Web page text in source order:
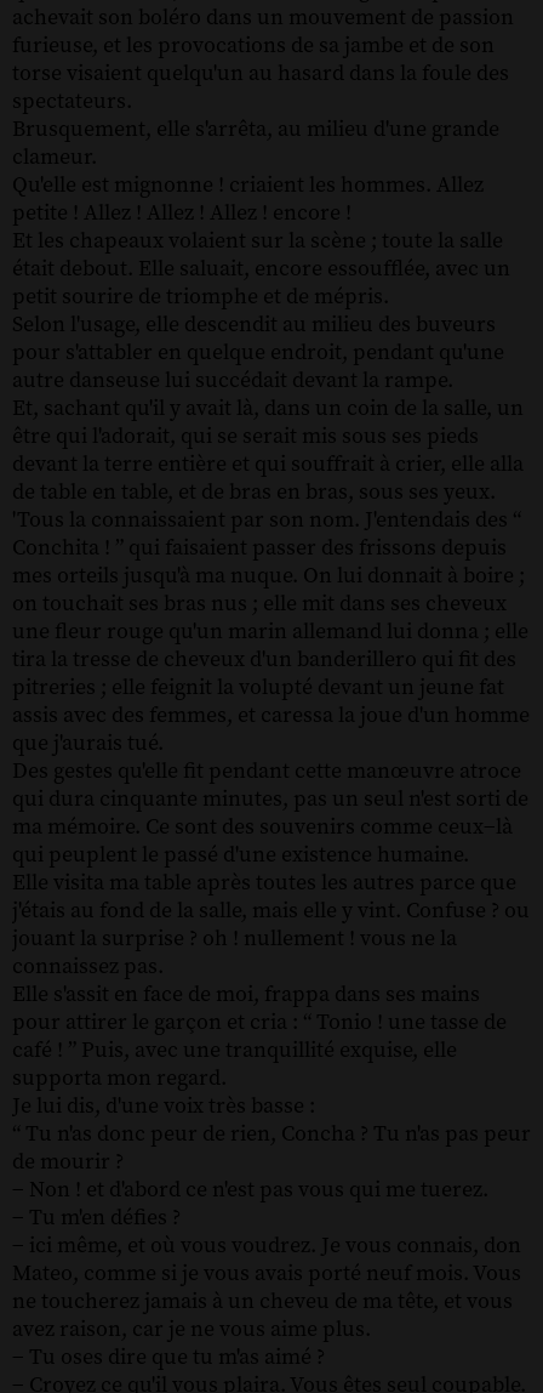
achevait son boléro dans un mouvement de passion
furieuse, et les provocations de sa jambe et de son
torse visaient quelqu'un au hasard dans la foule des
spectateurs.
Brusquement, elle s'arrêta, au milieu d'une grande
clameur.
Qu'elle est mignonne ! criaient les hommes. Allez
petite ! Allez ! Allez ! Allez ! encore !
Et les chapeaux volaient sur la scène ; toute la salle
était debout. Elle saluait, encore essoufflée, avec un
petit sourire de triomphe et de mépris.
Selon l'usage, elle descendit au milieu des buveurs
pour s'attabler en quelque endroit, pendant qu'une
autre danseuse lui succédait devant la rampe.
Et, sachant qu'il y avait là, dans un coin de la salle, un
être qui l'adorait, qui se serait mis sous ses pieds
devant la terre entière et qui souffrait à crier, elle alla
de table en table, et de bras en bras, sous ses yeux.
'Tous la connaissaient par son nom. J'entendais des “
Conchita ! ” qui faisaient passer des frissons depuis
mes orteils jusqu'à ma nuque. On lui donnait à boire ;
on touchait ses bras nus ; elle mit dans ses cheveux
une fleur rouge qu'un marin allemand lui donna ; elle
tira la tresse de cheveux d'un banderillero qui fit des
pitreries ; elle feignit la volupté devant un jeune fat
assis avec des femmes, et caressa la joue d'un homme
que j'aurais tué.
Des gestes qu'elle fit pendant cette manœuvre atroce
qui dura cinquante minutes, pas un seul n'est sorti de
ma mémoire. Ce sont des souvenirs comme ceux−là
qui peuplent le passé d'une existence humaine.
Elle visita ma table après toutes les autres parce que
j'étais au fond de la salle, mais elle y vint. Confuse ? ou
jouant la surprise ? oh ! nullement ! vous ne la
connaissez pas.
Elle s'assit en face de moi, frappa dans ses mains
pour attirer le garçon et cria : “ Tonio ! une tasse de
café ! ” Puis, avec une tranquillité exquise, elle
supporta mon regard.
Je lui dis, d'une voix très basse :
“ Tu n'as donc peur de rien, Concha ? Tu n'as pas peur
de mourir ?
− Non ! et d'abord ce n'est pas vous qui me tuerez.
− Tu m'en défies ?
− ici même, et où vous voudrez. Je vous connais, don
Mateo, comme si je vous avais porté neuf mois. Vous
ne toucherez jamais à un cheveu de ma tête, et vous
avez raison, car je ne vous aime plus.
− Tu oses dire que tu m'as aimé ?
− Croyez ce qu'il vous plaira. Vous êtes seul coupable.